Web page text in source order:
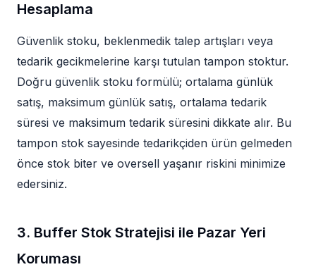
Hesaplama
Güvenlik stoku, beklenmedik talep artışları veya
tedarik gecikmelerine karşı tutulan tampon stoktur.
Doğru güvenlik stoku formülü; ortalama günlük
satış, maksimum günlük satış, ortalama tedarik
süresi ve maksimum tedarik süresini dikkate alır. Bu
tampon stok sayesinde tedarikçiden ürün gelmeden
önce stok biter ve oversell yaşanır riskini minimize
edersiniz.
3. Buffer Stok Stratejisi ile Pazar Yeri
Koruması